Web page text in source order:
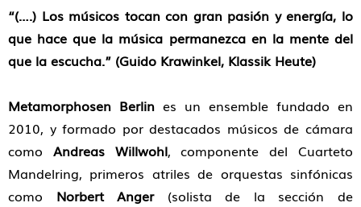
“(….) Los músicos tocan con gran pasión y energía, lo
que hace que la música permanezca en la mente del
que la escucha.” (Guido Krawinkel, Klassik Heute)
Metamorphosen Berlin es un ensemble fundado en
2010, y formado por destacados músicos de cámara
como Andreas Willwohl, componente del Cuarteto
Mandelring, primeros atriles de orquestas sinfónicas
como Norbert Anger(solista de la sección de